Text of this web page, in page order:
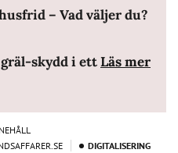
– Vad väljer du?
skydd i ettLäs mer
DIGITALISERING